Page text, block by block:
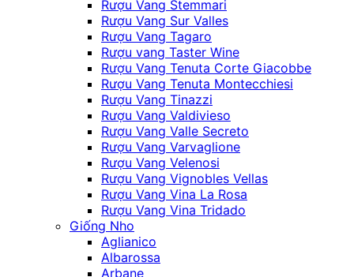
Rượu Vang Stemmari
Rượu Vang Sur Valles
Rượu Vang Tagaro
Rượu vang Taster Wine
Rượu Vang Tenuta Corte Giacobbe
Rượu Vang Tenuta Montecchiesi
Rượu Vang Tinazzi
Rượu Vang Valdivieso
Rượu Vang Valle Secreto
Rượu Vang Varvaglione
Rượu Vang Velenosi
Rượu Vang Vignobles Vellas
Rượu Vang Vina La Rosa
Rượu Vang Vina Tridado
Giống Nho
Aglianico
Albarossa
Arbane